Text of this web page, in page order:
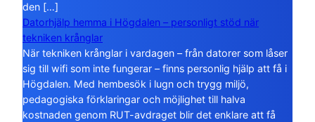
den […]
Datorhjälp hemma i Högdalen – personligt stöd när
tekniken krånglar
När tekniken krånglar i vardagen – från datorer som låser
sig till wifi som inte fungerar – finns personlig hjälp att få i
Högdalen. Med hembesök i lugn och trygg miljö,
pedagogiska förklaringar och möjlighet till halva
kostnaden genom RUT-avdraget blir det enklare att få